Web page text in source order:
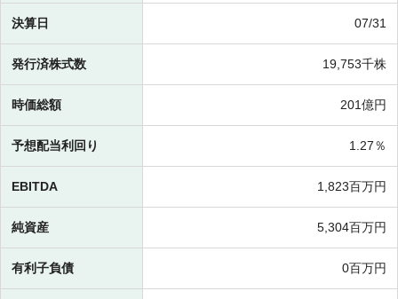
決算日 07/31
発行済株式数 19,753千株
時価総額 201億円
予想配当利回り 1.27％
EBITDA 1,823百万円
純資産 5,304百万円
有利子負債 0百万円